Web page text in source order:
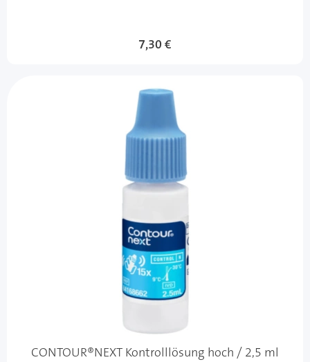
7,30 €
CONTOUR®NEXT Kontrolllösung hoch / 2,5 ml